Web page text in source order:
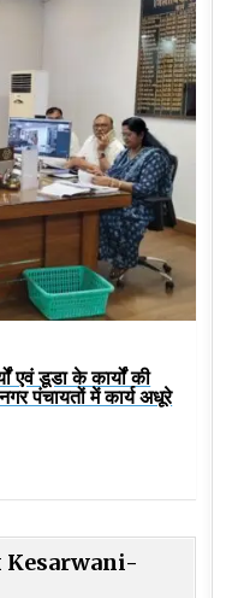
एवं डूडा के कार्यों की
पंचायतों में कार्य अधूरे
Kesarwani-